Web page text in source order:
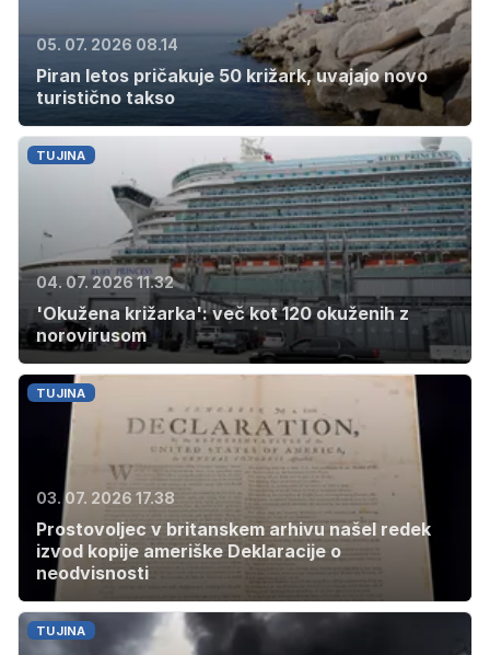
05. 07. 2026 08.14
Piran letos pričakuje 50 križark, uvajajo novo
turistično takso
TUJINA
04. 07. 2026 11.32
'Okužena križarka': več kot 120 okuženih z
norovirusom
TUJINA
03. 07. 2026 17.38
Prostovoljec v britanskem arhivu našel redek
izvod kopije ameriške Deklaracije o
neodvisnosti
TUJINA